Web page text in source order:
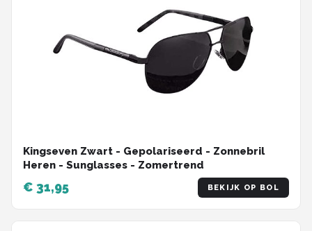
Kingseven Zwart - Gepolariseerd - Zonnebril
Heren - Sunglasses - Zomertrend
€ 31,95 BEKIJK OP BOL